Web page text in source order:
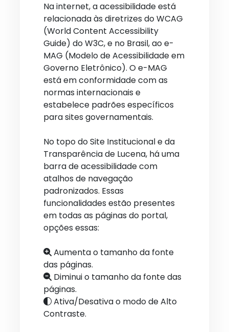
Na internet, a acessibilidade está
relacionada às diretrizes do WCAG
(World Content Accessibility
Guide) do W3C, e no Brasil, ao e-
MAG (Modelo de Acessibilidade em
Governo Eletrônico). O e-MAG
está em conformidade com as
normas internacionais e
estabelece padrões específicos
para sites governamentais.
No topo do Site Institucional e da
Transparência de Lucena, há uma
barra de acessibilidade com
atalhos de navegação
padronizados. Essas
funcionalidades estão presentes
em todas as páginas do portal,
opções essas:
Aumenta o tamanho da fonte
das páginas.
Diminui o tamanho da fonte das
páginas.
Ativa/Desativa o modo de Alto
Contraste.